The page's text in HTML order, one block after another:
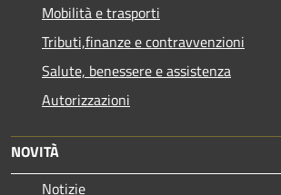
Mobilità e trasporti
Tributi,finanze e contravvenzioni
Salute, benessere e assistenza
Autorizzazioni
NOVITÀ
Notizie